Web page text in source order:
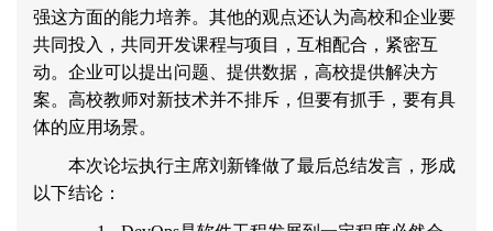
强这方面的能力培养。其他的观点还认为高校和企业要
共同投入，共同开发课程与项目，互相配合，紧密互
动。企业可以提出问题、提供数据，高校提供解决方
案。高校教师对新技术并不排斥，但要有抓手，要有具
体的应用场景。
本次论坛执行主席刘新锋做了最后总结发言，形成
以下结论：